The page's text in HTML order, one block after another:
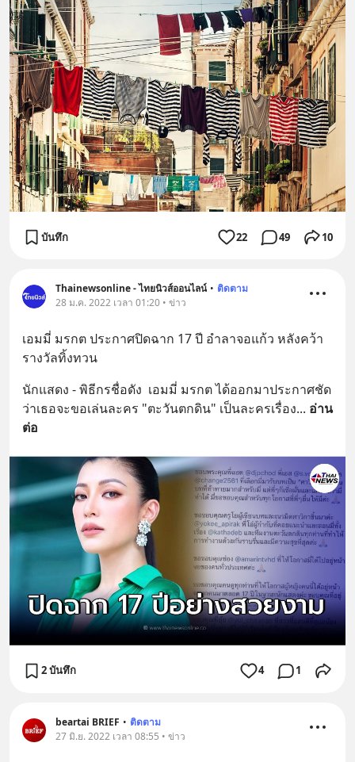
บันทึก 22 49 10
Thainewsonline - ไทยนิวส์ออนไลน์ • ติดตาม
28 ม.ค. 2022 เวลา 01:20 • ข่าว
เอมมี่ มรกต ประกาศปิดฉาก 17 ปี อำลาจอแก้ว หลังคว้า
รางวัลทิ้งทวน
นักแสดง - พิธีกรชื่อดัง  เอมมี่ มรกต ได้ออกมาประกาศชัด
ว่าเธอจะขอเล่นละคร "ตะวันตกดิน" เป็นละครเรื่อง... อ่าน
ต่อ
2 บันทึก 4 1
beartai BRIEF • ติดตาม
27 มิ.ย. 2022 เวลา 08:55 • ข่าว